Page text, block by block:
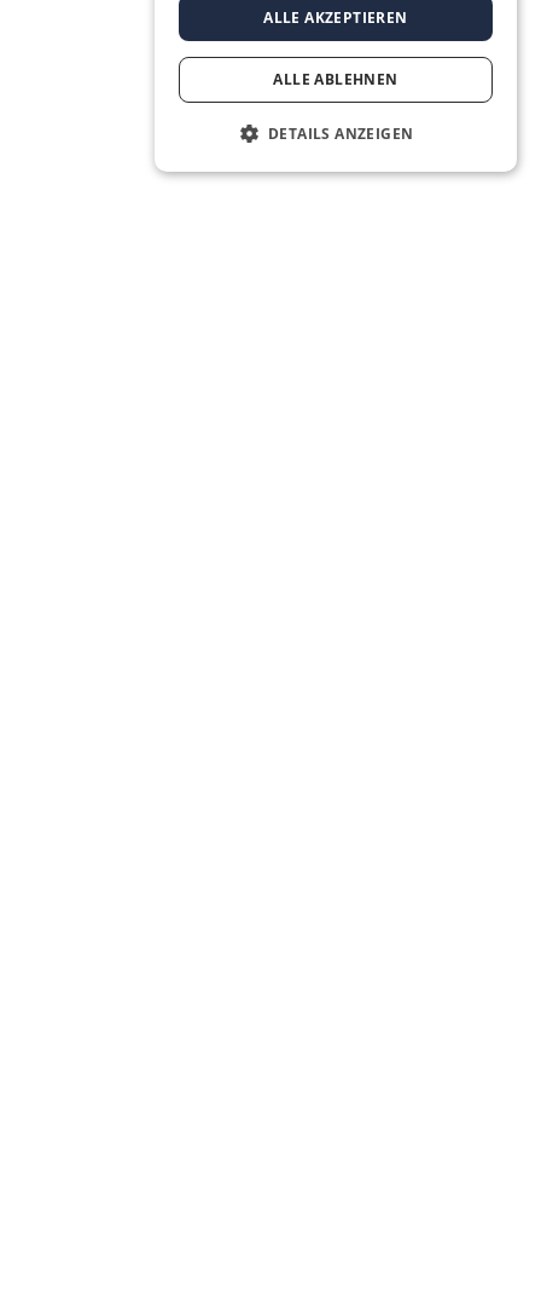
ALLE AKZEPTIEREN
ALLE ABLEHNEN
DETAILS ANZEIGEN